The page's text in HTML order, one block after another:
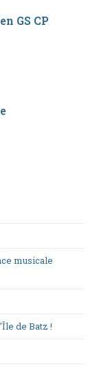
GS CP
musicale
de Batz !